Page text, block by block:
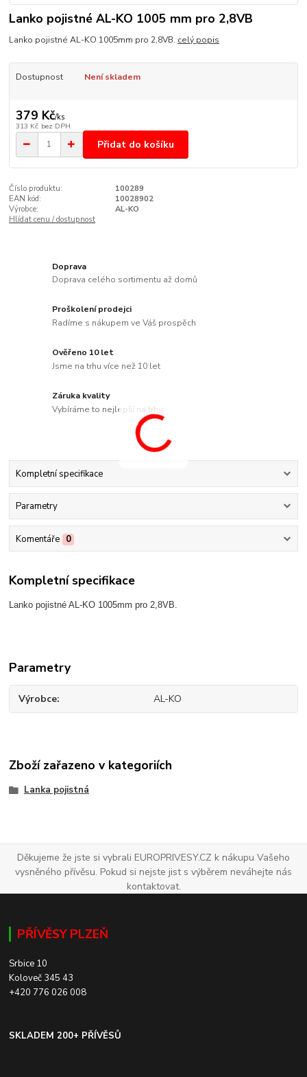
Lanko pojistné AL-KO 1005 mm pro 2,8VB
Lanko pojistné AL-KO 1005mm pro 2,8VB. celý popis
Dostupnost Není skladem
379 Kč/ks
313 Kč bez DPH
Přidat do košíku
Číslo produktu:
100289
EAN kód:
10028902
Výrobce:
AL-KO
Hlídat cenu / dostupnost
Doprava
Doprava celého sortimentu až domů
Proškolení prodejci
Radíme s nákupem ve Váš prospěch
Ověřeno 10 let
Jsme na trhu více než 10 let
Záruka kvality
Vybíráme to nejlepší na trhu
Kompletní specifikace
Parametry
Komentáře 0
Kompletní specifikace
Lanko pojistné AL-KO 1005mm pro 2,8VB.
Parametry
Výrobce AL-KO
Zboží zařazeno v kategoriích
Lanka pojistná
Děkujeme že jste si vybrali EUROPRIVESY.CZ k nákupu Vašeho
vysněného přívěsu. Pokud si nejste jist s výběrem neváhejte nás
kontaktovat.
PŘÍVĚSY PLZEŇ
Srbice 10
Koloveč 345 43
+420 776 026 008
SKLADEM 200+ PŘÍVĚSŮ